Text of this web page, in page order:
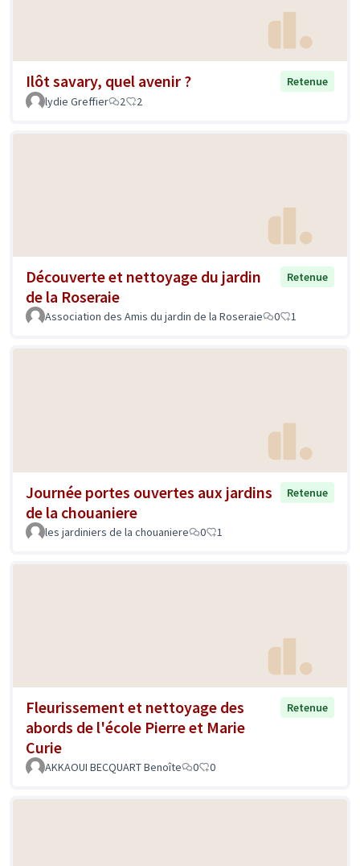
Ilôt savary, quel avenir ?
Retenue
lydie Greffier
2 2
Découverte et nettoyage du jardin
de la Roseraie
Retenue
Association des Amis du jardin de la Roseraie 0 1
Journée portes ouvertes aux jardins
de la chouaniere
Retenue
les jardiniers de la chouaniere 0 1
Fleurissement et nettoyage des
abords de l'école Pierre et Marie
Curie
Retenue
AKKAOUI BECQUART Benoîte 0 0